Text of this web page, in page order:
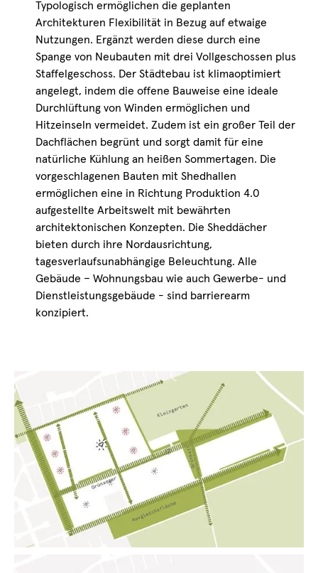
Typologisch ermöglichen die geplanten
Architekturen Flexibilität in Bezug auf etwaige
Nutzungen. Ergänzt werden diese durch eine
Spange von Neubauten mit drei Vollgeschossen plus
Staffelgeschoss. Der Städtebau ist klimaoptimiert
angelegt, indem die offene Bauweise eine ideale
Durchlüftung von Winden ermöglichen und
Hitzeinseln vermeidet. Zudem ist ein großer Teil der
Dachflächen begrünt und sorgt damit für eine
natürliche Kühlung an heißen Sommertagen. Die
vorgeschlagenen Bauten mit Shedhallen
ermöglichen eine in Richtung Produktion 4.0
aufgestellte Arbeitswelt mit bewährten
architektonischen Konzepten. Die Sheddächer
bieten durch ihre Nordausrichtung,
tagesverlaufsunabhängige Beleuchtung. Alle
Gebäude – Wohnungsbau wie auch Gewerbe- und
Dienstleistungsgebäude - sind barrierearm
konzipiert.